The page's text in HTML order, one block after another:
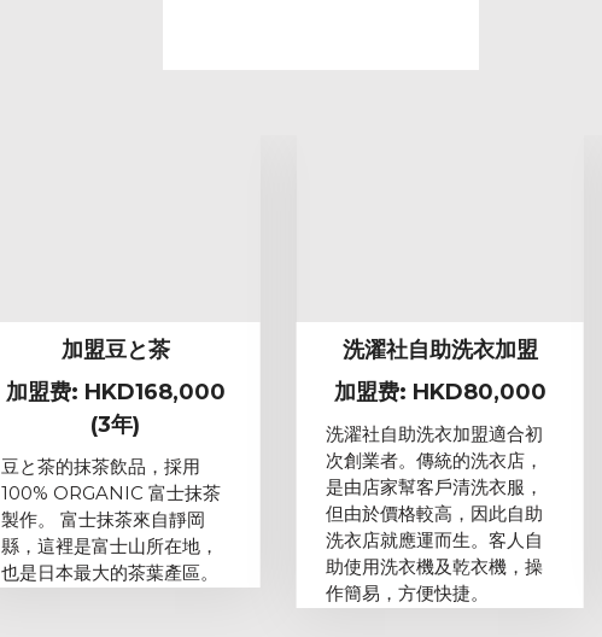
加盟豆と茶
加盟费: HKD168,000
(3年)
豆と茶的抹茶飲品，採用
100% ORGANIC 富士抹茶
製作。 富士抹茶來自靜岡
縣，這裡是富士山所在地，
也是日本最大的茶葉產區。
洗濯社自助洗衣加盟
加盟费: HKD80,000
洗濯社自助洗衣加盟適合初
次創業者。傳統的洗衣店，
是由店家幫客戶清洗衣服，
但由於價格較高，因此自助
洗衣店就應運而生。客人自
助使用洗衣機及乾衣機，操
作簡易，方便快捷。